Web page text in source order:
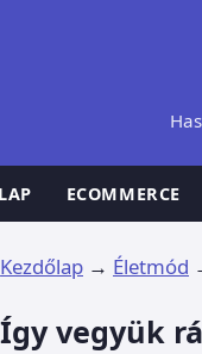
ECOMMERCE
Kezdőlap → Életmód
Így vegyük